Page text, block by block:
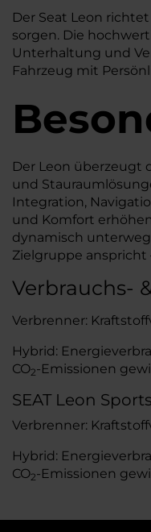
Der Seat Leon
sorgen. Die
Unterhaltung und
Fahrzeug mit
Der Leon überzeugt
und
Integration,
und Komfort
dynamisch
Zielgruppe anspricht
Verbrauchs-
Verbrenner:
Hybrid:
CO2-Emissionen
SEAT Leon
Verbrenner:
Hybrid:
CO2-Emissionen